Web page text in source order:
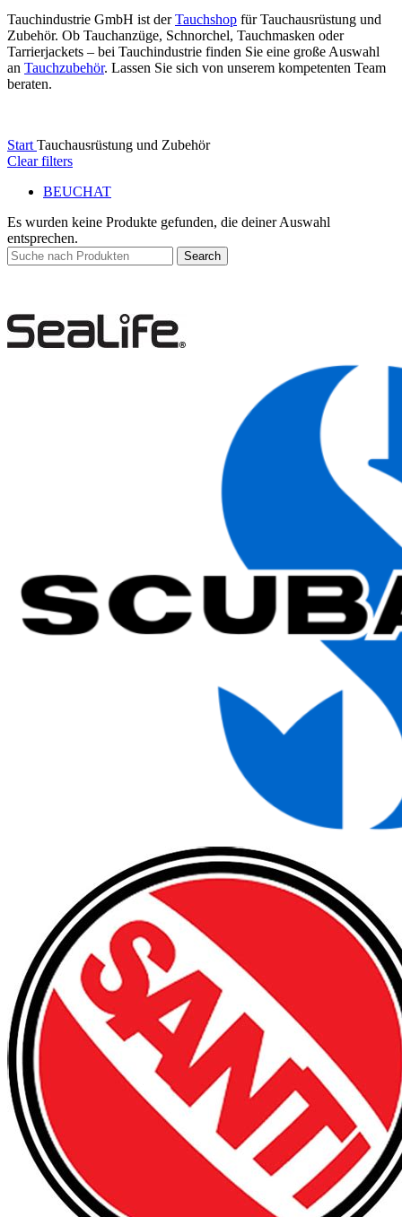
Tauchindustrie GmbH ist derTauchshop für Tauchausrüstung und
Zubehör. Ob Tauchanzüge, Schnorchel, Tauchmasken oder
Tarrierjackets – bei Tauchindustrie finden Sie eine große Auswahl
an Tauchzubehör. Lassen Sie sich von unserem kompetenten Team
beraten.
Start Tauchausrüstung und Zubehör
Clear filters
BEUCHAT
Es wurden keine Produkte gefunden, die deiner Auswahl
entsprechen.
Search